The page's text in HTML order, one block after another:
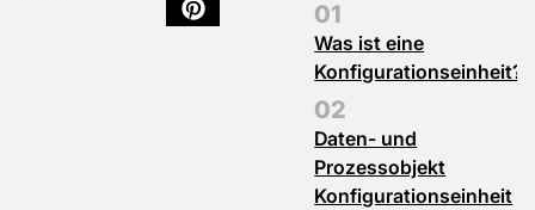
Was ist eine
Konfigurationseinheit?
Daten- und
Prozessobjekt
Konfigurationseinheit